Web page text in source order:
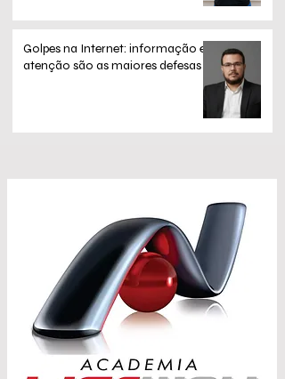
Golpes na Internet: informação e
atenção são as maiores defesas